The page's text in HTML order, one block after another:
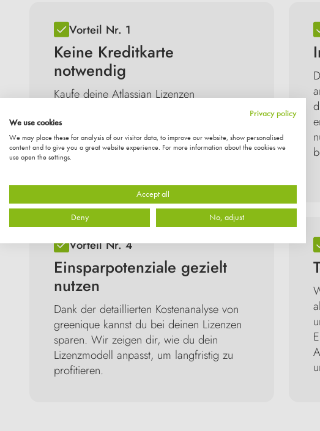
Vorteil Nr. 1
Keine Kreditkarte
notwendig
Kaufe deine Atlassian Lizenzen
So behältst du die volle Kostenkontrolle.
Vorteil Nr. 4
Einsparpotenziale gezielt
nutzen
Dank der detaillierten Kostenanalyse von
greenique kannst du bei deinen Lizenzen
sparen. Wir zeigen dir, wie du dein
Lizenzmodell anpasst, um langfristig zu
profitieren.
Privacy policy
We use cookies
We may place these for analysis of our visitor data, to improve our website, show personalised
content and to give you a great website experience. For more information about the cookies we
use open the settings.
Accept all
Deny No, adjust